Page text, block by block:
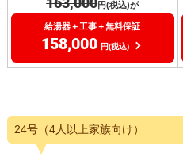
円(税込)が
給湯器＋工事＋無料保証
158,000 円(税込)
24号（4人以上家族向け）